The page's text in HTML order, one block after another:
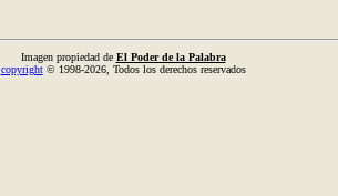
Imagen propiedad de El Poder de la Palabra
copyright© 1998-2026, Todos los derechos reservados